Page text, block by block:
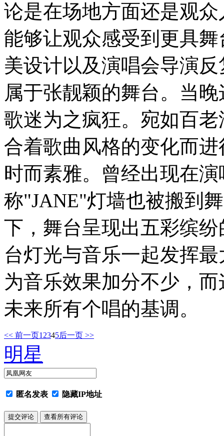
论是在场地方面还是观
能够让观众感受到更具
美设计以及演唱会导演
属于张靓颖的舞台。当
歌迷为之疯狂。宛如百
合着歌曲风格的变化而
时而素雅。曾经出现在
称"JANE"灯墙也被搬到
下，舞台呈现出五彩缤
台灯光与音乐一起发挥
为音乐效果加分不少，
未来所有个唱的基调。
<< 前一页1 2345后一页 >>
明星
匿名发表 隐藏IP地址